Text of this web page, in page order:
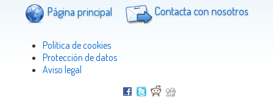
Página principal Contacta con nosotros
Politica de cookies
Protección de datos
Aviso legal